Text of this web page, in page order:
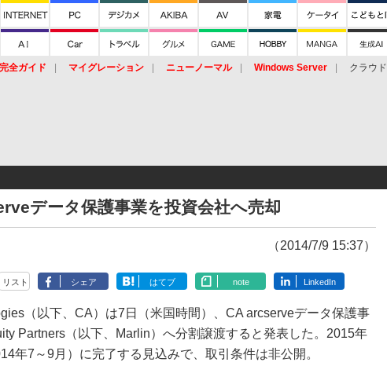
全ガイド マイグレーション ニューノーマル Windows Server クラウド
データ保護事業を投資会社へ売却
（2014/7/9 15:37）
リスト シェア はてブ note LinkedIn
（以下、CA）は7日（米国時間）、CA arcserveデータ保護事
Partners（以下、Marlin）へ分割譲渡すると発表した。2015年
年7～9月）に完了する見込みで、取引条件は非公開。